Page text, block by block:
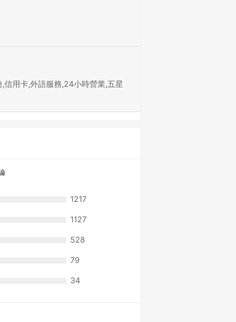
用卡,外語服務,24小時營業,五星
1217
1127
528
79
34